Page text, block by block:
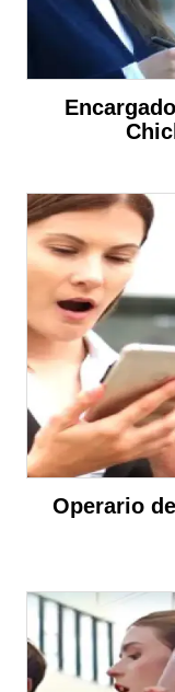
Operario